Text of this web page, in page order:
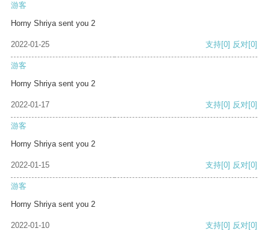
游客
Horny Shriya sent you 2
2022-01-25 支持[0] 反对[0]
游客
Horny Shriya sent you 2
2022-01-17 支持[0] 反对[0]
游客
Horny Shriya sent you 2
2022-01-15 支持[0] 反对[0]
游客
Horny Shriya sent you 2
2022-01-10 支持[0] 反对[0]